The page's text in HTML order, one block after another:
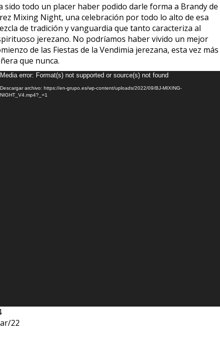
sido todo un placer haber podido darle forma a Brandy de
Mixing Night, una celebración por todo lo alto de esa
de tradición y vanguardia que tanto caracteriza al
jerezano. No podríamos haber vivido un mejor
de las Fiestas de la Vendimia jerezana, esta vez más
que nunca.
Media error: Format(s) not supported or source(s) not found
Descargar archivo: https://en-grupo.es/wp-content/uploads/2022/09/BJ-MIXING-
NIGHT_V4.mp4?_=1
22